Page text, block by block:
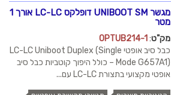
מגשר UNIBOOT SM דופלקס LC-LC אורך 1
מטר
מק"ט:
OPTUB214-1
כבל סיב אופטי LC-LC Uniboot Duplex (Single
Mode G657A1) – כולל היפוך קוטביות כבל סיב
אופטי מקצועי בתצורת LC-LC עם...